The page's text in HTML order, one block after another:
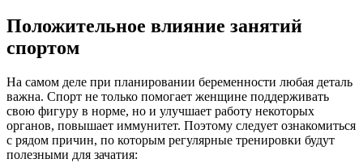
Положительное влияние занятий
спортом
На самом деле при планировании беременности любая деталь
важна. Спорт не только помогает женщине поддерживать
свою фигуру в норме, но и улучшает работу некоторых
органов, повышает иммунитет. Поэтому следует ознакомиться
с рядом причин, по которым регулярные тренировки будут
полезными для зачатия: